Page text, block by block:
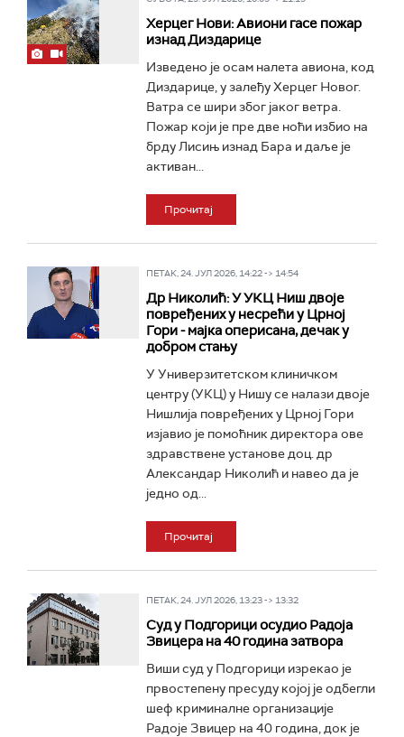
Херцег Нови: Авиони гасе пожар
изнад Диздарице
Изведено је осам налета авиона, код
Диздарице, у залеђу Херцег Новог.
Ватра се шири због јаког ветра.
Пожар који је пре две ноћи избио на
брду Лисињ изнад Бара и даље је
активан...
Прочитај
ПЕТАК, 24. ЈУЛ 2026, 14:22 -> 14:54
Др Николић: У УКЦ Ниш двоје
повређених у несрећи у Црној
Гори - мајка оперисана, дечак у
добром стању
У Универзитетском клиничком
центру (УКЦ) у Нишу се налази двоје
Нишлија повређених у Црној Гори
изјавио је помоћник директора ове
здравствене установе доц. др
Александар Николић и навео да је
једно од...
Прочитај
ПЕТАК, 24. ЈУЛ 2026, 13:23 -> 13:32
Суд у Подгорици осудио Радоја
Звицера на 40 година затвора
Виши суд у Подгорици изрекао је
првостепену пресуду којој је одбегли
шеф криминалне организације
Радоје Звицер на 40 година, док је